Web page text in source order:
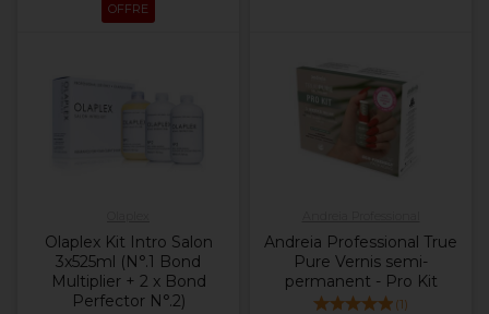
OFFRE
Olaplex Kit Intro Salon
3x525ml (N°.1 Bond
Multiplier + 2 x Bond
Perfector N°.2)
Andreia Professional True
Pure Vernis semi-
permanent - Pro Kit
(1)